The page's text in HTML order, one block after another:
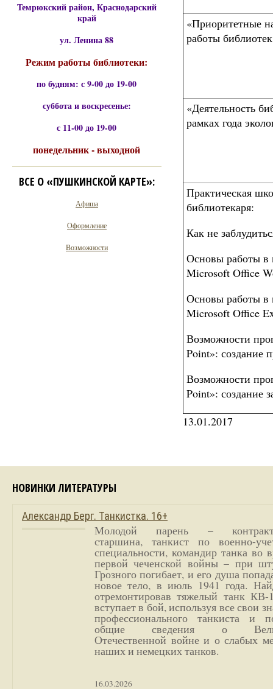
«Приоритетные
работы
«Деятельность
рамках года
Практическая
библиотекаря:
Как не
Основы работы в
Microsoft Office
Основы работы в
Microsoft Office
Возможности
Point»: создание
Возможности
Point»: создание
13.01.2017
Темрюкский район, Краснодарский
край
ул. Ленина 88
Режим работы библиотеки:
по будням: с 9-00 до 19-00
суббота и воскресенье:
с 11-00 до 19-00
понедельник - выходной
ВСЕ О «ПУШКИНСКОЙ КАРТЕ»:
Афиша
Оформление
Возможности
НОВИНКИ ЛИТЕРАТУРЫ
Александр Берг. Танкистка. 16+
Молодой парень –
старшина, танкист по военно-
специальности, командир танка во
первой чеченской войны – при
Грозного погибает, и его душа
новое тело, в июль 1941 года.
отремонтировав тяжелый танк
вступает в бой, используя все свои
профессионального танкиста и
общие сведения о
Отечественной войне и о слабых
наших и немецких танков.
16.03.2026